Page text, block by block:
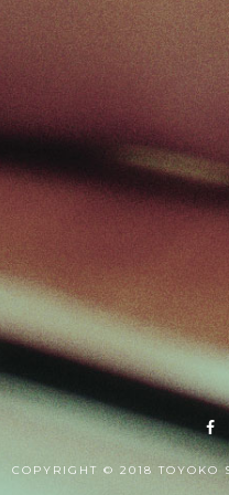
COPYRIGHT © 2018 TOYOKO